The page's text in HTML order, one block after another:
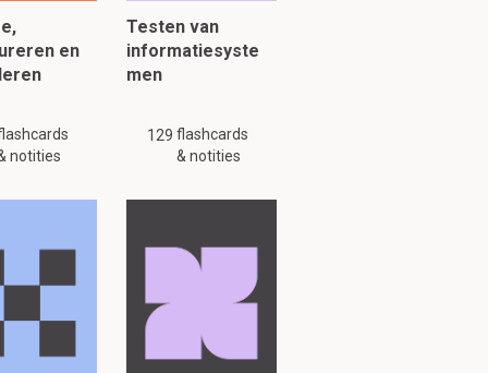
zijn van
worden
van
door het
en
notities
Testen van
informatiesyste
men
129 flashcards
& notities